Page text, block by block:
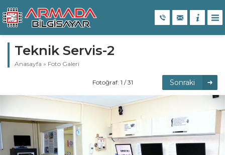
Teknik Servis-2
Anasayfa » Foto Galeri
Fotoğraf: 1 / 31 Sonraki